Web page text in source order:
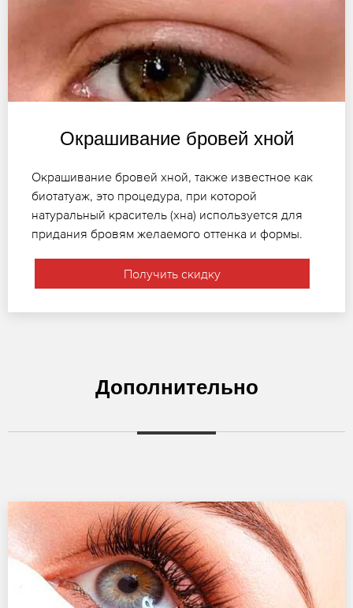
Окрашивание бровей хной
Окрашивание бровей хной, также известное как
биотатуаж, это процедура, при которой
натуральный краситель (хна) используется для
придания бровям желаемого оттенка и формы.
Получить скидку
Дополнительно